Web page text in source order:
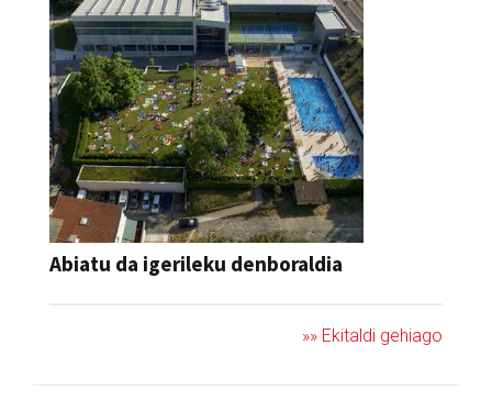
Abiatu da igerileku denboraldia
»» Ekitaldi gehiago